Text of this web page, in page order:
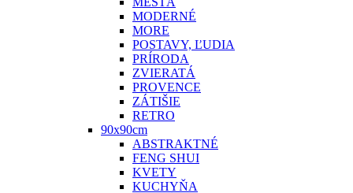
MODERNÉ
MORE
POSTAVY, ĽUDIA
PRÍRODA
ZVIERATÁ
PROVENCE
ZÁTIŠIE
RETRO
90x90cm
ABSTRAKTNÉ
FENG SHUI
KVETY
KUCHYŇA